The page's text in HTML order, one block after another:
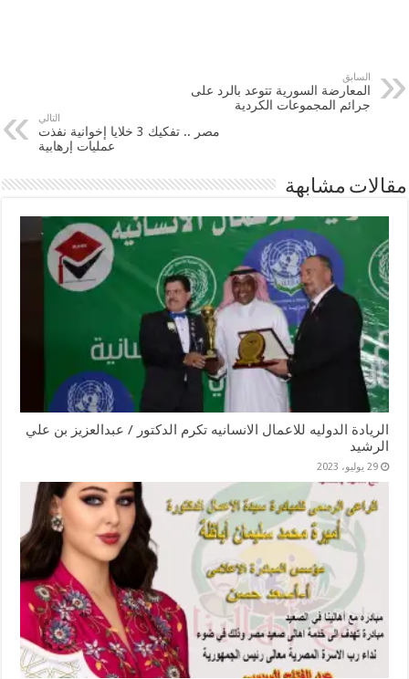
السابق
المعارضة السورية تتوعد بالرد على
جرائم المجموعات الكردية
التالي
مصر .. تفكيك 3 خلايا إخوانية نفذت
عمليات إرهابية
مقالات مشابهة
الريادة الدوليه للاعمال الانسانيه تكرم الدكتور / عبدالعزيز بن علي
الرشيد
29 يوليو، 2023